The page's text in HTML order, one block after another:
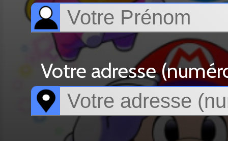
Votre adresse